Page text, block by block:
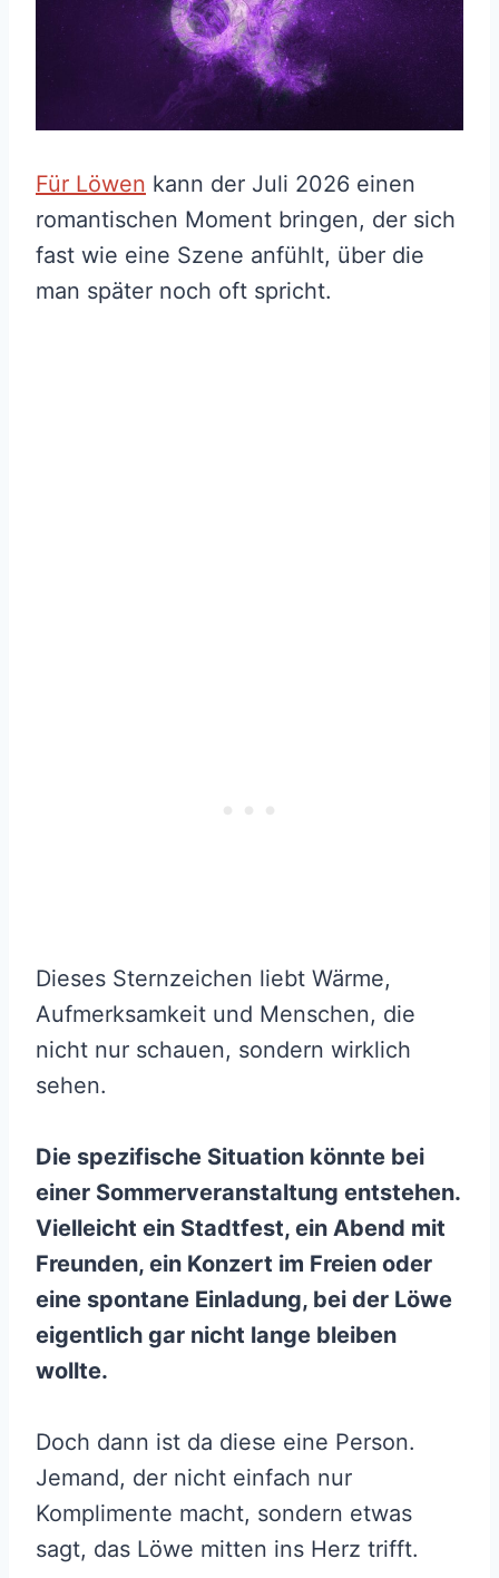
Für Löwen kann der Juli 2026 einen
romantischen Moment bringen, der sich
fast wie eine Szene anfühlt, über die
man später noch oft spricht.
Dieses Sternzeichen liebt Wärme,
Aufmerksamkeit und Menschen, die
nicht nur schauen, sondern wirklich
sehen.
Die spezifische Situation könnte bei
einer Sommerveranstaltung entstehen.
Vielleicht ein Stadtfest, ein Abend mit
Freunden, ein Konzert im Freien oder
eine spontane Einladung, bei der Löwe
eigentlich gar nicht lange bleiben
wollte.
Doch dann ist da diese eine Person.
Jemand, der nicht einfach nur
Komplimente macht, sondern etwas
sagt, das Löwe mitten ins Herz trifft.